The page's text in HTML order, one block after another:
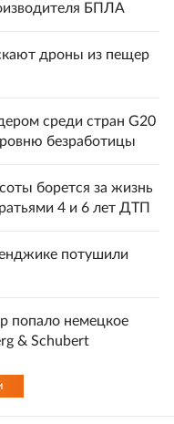
БПЛА
дроны из пещер
среди стран G20
безработицы
борется за жизнь
4 и 6 лет ДТП
потушили
попало немецкое
& Schubert